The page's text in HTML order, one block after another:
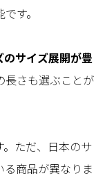
す。
のサイズ展開が豊
長さも選ぶことが
ただ、日本のサ
商品が異なりま